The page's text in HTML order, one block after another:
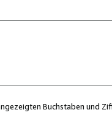
Buchstaben und